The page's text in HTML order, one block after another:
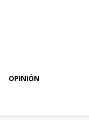
OPINIÓN